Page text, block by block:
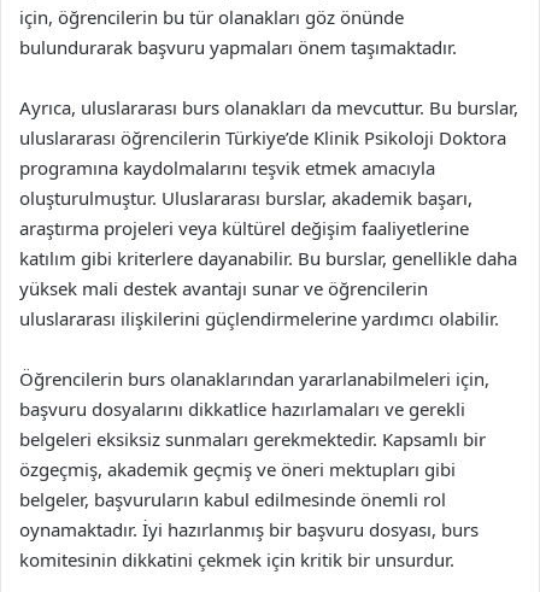
için, öğrencilerin bu tür olanakları göz önünde
bulundurarak başvuru yapmaları önem taşımaktadır.
Ayrıca, uluslararası burs olanakları da mevcuttur. Bu burslar,
uluslararası öğrencilerin Türkiye’de Klinik Psikoloji Doktora
programına kaydolmalarını teşvik etmek amacıyla
oluşturulmuştur. Uluslararası burslar, akademik başarı,
araştırma projeleri veya kültürel değişim faaliyetlerine
katılım gibi kriterlere dayanabilir. Bu burslar, genellikle daha
yüksek mali destek avantajı sunar ve öğrencilerin
uluslararası ilişkilerini güçlendirmelerine yardımcı olabilir.
Öğrencilerin burs olanaklarından yararlanabilmeleri için,
başvuru dosyalarını dikkatlice hazırlamaları ve gerekli
belgeleri eksiksiz sunmaları gerekmektedir. Kapsamlı bir
özgeçmiş, akademik geçmiş ve öneri mektupları gibi
belgeler, başvuruların kabul edilmesinde önemli rol
oynamaktadır. İyi hazırlanmış bir başvuru dosyası, burs
komitesinin dikkatini çekmek için kritik bir unsurdur.